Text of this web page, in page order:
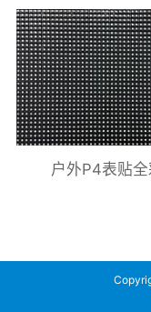
户外P4表贴全